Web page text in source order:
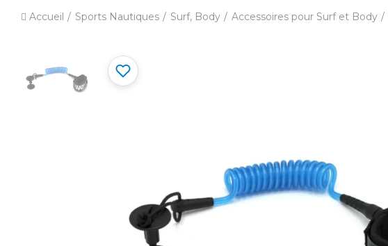
Accueil Sports Nautiques Surf, Body Accessoires pour Surf et Body